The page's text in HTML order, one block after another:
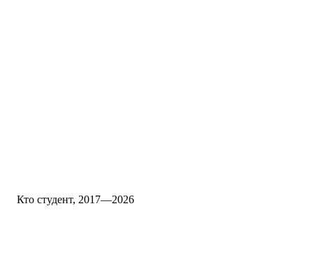
Кто студент, 2017—2026